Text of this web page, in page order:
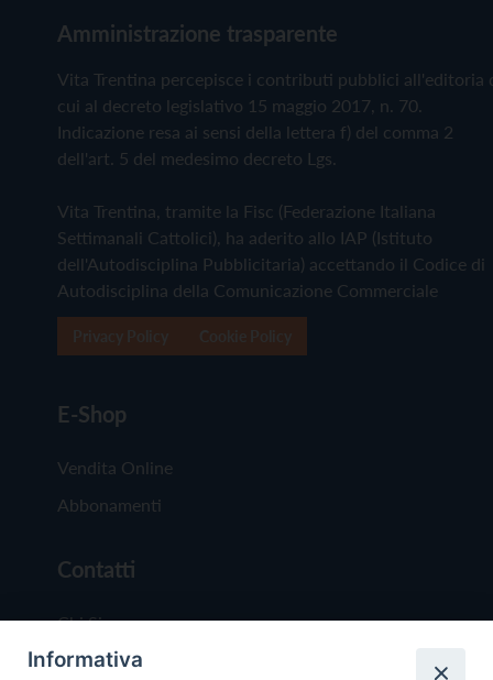
Amministrazione trasparente
Vita Trentina percepisce i contributi pubblici all'editoria
cui al decreto legislativo 15 maggio 2017, n. 70.
Indicazione resa ai sensi della lettera f) del comma 2
dell'art. 5 del medesimo decreto Lgs.
Vita Trentina, tramite la Fisc (Federazione Italiana
Settimanali Cattolici), ha aderito allo IAP (Istituto
dell'Autodisciplina Pubblicitaria) accettando il Codice di
Autodisciplina della Comunicazione Commerciale
E-Shop
Vendita Online
Abbonamenti
Contatti
Chi Siamo
Redazione
Informativa